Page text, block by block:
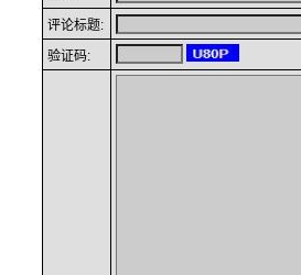
评论标题:
验证码: